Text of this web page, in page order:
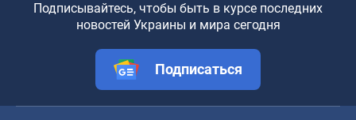
Подписывайтесь, чтобы быть в курсе последних
новостей Украины и мира сегодня
Подписаться